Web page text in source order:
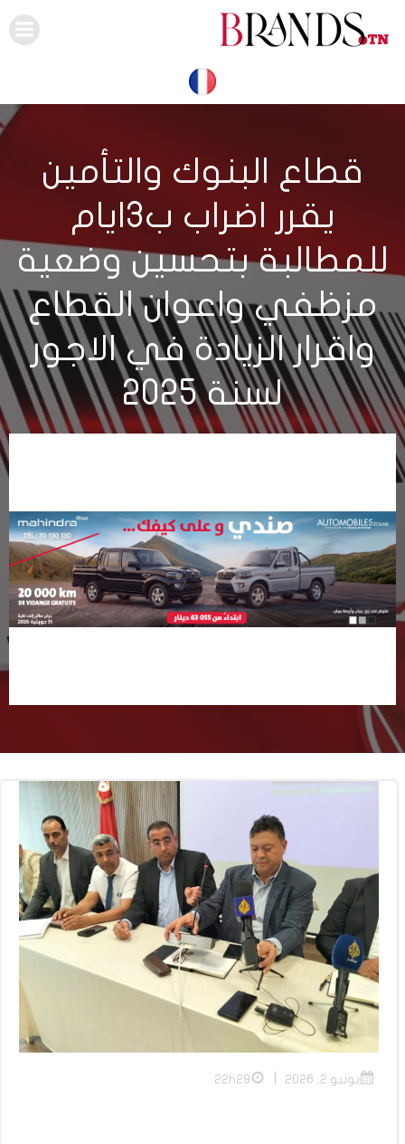
قطاع البنوك والتأمين
يقرر اضراب ب3ايام
للمطالبة بتحسين وضعية
مزظفي واعوان القطاع
واقرار الزيادة في الاجور
لسنة 2025
يونيو 2, 2026 22h29